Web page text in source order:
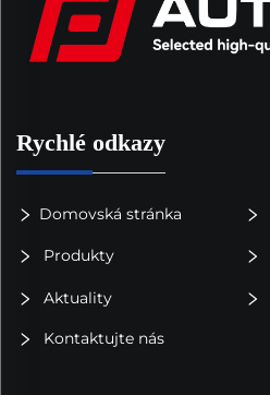
Rychlé odkazy
Domovská stránka
Produkty
Aktuality
Kontaktujte nás